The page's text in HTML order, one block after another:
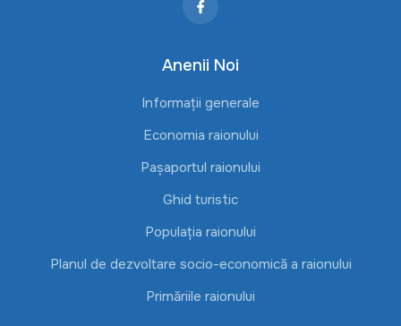
Anenii Noi
Informații generale
Economia raionului
Pașaportul raionului
Ghid turistic
Populația raionului
Planul de dezvoltare socio-economică a raionului
Primăriile raionului